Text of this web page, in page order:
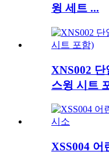
윙 세트 ...
XNS002
스윙 시트
XSS004 어